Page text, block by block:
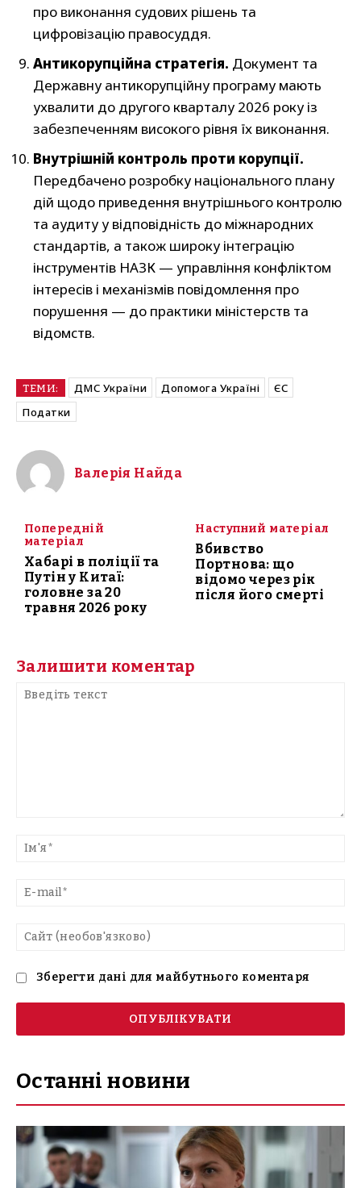
про виконання судових рішень та
цифровізацію правосуддя.
Антикорупційна стратегія. Документ та
Державну антикорупційну програму мають
ухвалити до другого кварталу 2026 року із
забезпеченням високого рівня їх виконання.
Внутрішній контроль проти корупції.
Передбачено розробку національного плану
дій щодо приведення внутрішнього контролю
та аудиту у відповідність до міжнародних
стандартів, а також широку інтеграцію
інструментів НАЗК — управління конфліктом
інтересів і механізмів повідомлення про
порушення — до практики міністерств та
відомств.
ТЕМИ: ДМС України Допомога Україні
ЄС
Податки
Валерія Найда
Попередній
матеріал
Хабарі в поліції та
Путін у Китаї:
головне за 20
травня 2026 року
Наступний матеріал
Вбивство
Портнова: що
відомо через рік
після його смерті
Залишити коментар
текст
Зберегти дані для майбутнього коментаря
Останні новини